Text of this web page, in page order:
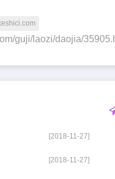
guji/laozi/daojia/
[2018-11-27]
[2018-11-27]